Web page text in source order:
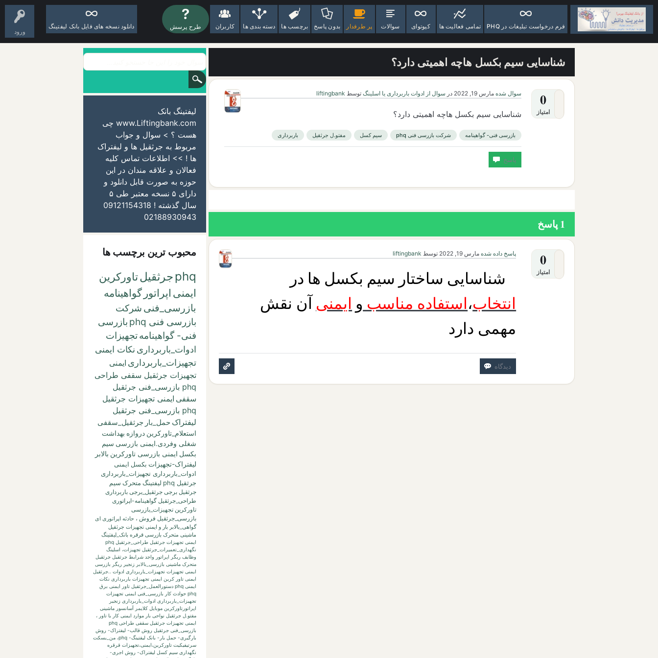
ورود
فرم درخواست تبلیغات در PHQ تمامی فعالیت ها کیوتوای سوالات پر طرفدار بدون پاسخ برچسب ها دسته بندی ها کاربران طرح پرسش دانلود نسخه های فایل بانک لیفتینگ
شناسایی سیم بکسل هاچه اهمیتی دارد؟
0
امتیاز
سوال شده مارس 19, 2022 در سوال از ادوات باربرداری یا اسلینگ توسط liftingbank
شناسایی سیم بکسل هاچه اهمیتی دارد؟
بازرسی فنی- گواهینامه شرکت بازرسی فنی phq سیم کسل مفتو.ل جرثقیل باربرداری
1پاسخ
0
امتیاز
پاسخ داده شده مارس 19, 2022 توسط liftingbank
شناسایی ساختار سیم بکسل ها در
انتخاب، استفاده مناسب و ایمنی آن نقش
مهمی دارد
لیفتینگ بانک
www.Liftingbank.com چی
هست ؟ > سوال و جواب
مربوط به جرثقیل ها و لیفتراک
ها ! >> اطلاعات تماس کلیه
فعالان و علاقه مندان در این
حوزه به صورت قابل دانلود و
دارای ۵ نسخه معتبر طی ۵
سال گذشته ! 09121154318
02188930943
محبوب ترین برچسب ها
phqجرثقیلتاورکرین
ایمنی اپراتور گواهینامه
بازرسی_فنی شرکت
بازرسی فنی phq
بازرسی
فنی- گواهینامهتجهیزات
ادوات_باربرداری نکات ایمنی
تجهیزات_باربرداری ایمنی
تجهیزات جرثقیل سقفی طراحی
phq بازرسی_فنی جرثقیل
سقفی ایمنی تجهیزات جرثقیل
phq بازرسی_فنی جرثقیل
لیفتراک حمل_بار جرثقیل_سقفی
استعلام_تاورکرین دروازه بهداشت
شغلی وفردی.ایمنی بازرسی سیم
بکسل ایمنی بازرسی تاورکرین بالابر
لیفتراک-تجهیزات بکسل ایمنی
ادوات_باربرداری تجهیزات_باربرداری
جرثقیل phq
لیفتینگ متحرک سیم
جرثقیل برجی جرثقیل_برجی باربرداری
طراحی_جرثقیل گواهینامه-اپراتوری
تاورکرین تجهیزات_بازرسی
بازرسی_جرثقیل فروش ، حادثه اپراتوری ای
گواهی_بالابر بار و ایمنی تجهیزات جرثقیل
ماشینی متحرک بازرسی قرقره بانک_لیفتینگ
ایمنی تجهیزات جرثقیل طراحی_جرثقیل phq
نگهداری_تعمیرات_جرثقیل تجهیزات، اسلینگ
وظایف ریگر اپراتور واجد شرایط جرثقیل جرثقیل
متحرک ماشینی بازرسی_بالابر زنجیر ریگر بازرسی
ایمنی تجهیزات تجهیزات_باربرداری ادوات ..جرثقیل
ایمنی تاور کرین ایمنی تجهیزات باربرداری نکات
ایمنی phq
دستورالعمل_جرثقیل تاور ایمنی برق
phq حوادث کار بازرسی_فنی
ایمنی تجهیزات
تجهیزات_باربرداری ادوات_باربرداری زنجیر
اپراتورتاورکرین موبایل کلایمر آسانسور ماشینی
مفتو.ل جرثقیل نواحی بار موارد ایمنی کار با تاور ،
ایمنی تجهیزات جرثقیل سقفی طراحی phq
بازرسی_فنی جرثقیل روش قالب- لیفتراک- روش
بارگیری- حمل بار- بانک لیفتینگ- phq، من_بسکت
سرتیفیکیت تاورکرین،ایمنی،تجهیزات قرقره
نگهداری سیم کسل لیفتراک- روش اجری-